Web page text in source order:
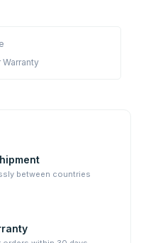
between countries